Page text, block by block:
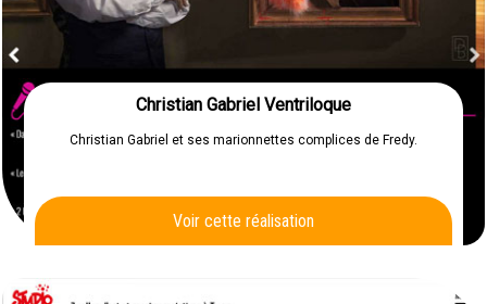
Christian Gabriel Ventriloque
Christian Gabriel et ses marionnettes complices de Fredy.
Voir cette réalisation